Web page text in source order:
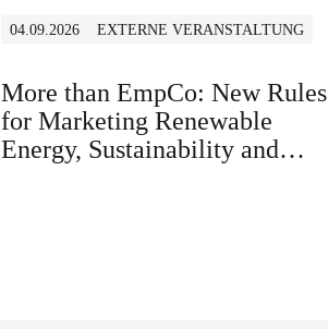
04.09.2026 EXTERNE VERANSTALTUNG
More than EmpCo: New Rules
for Marketing Renewable
Energy, Sustainability and